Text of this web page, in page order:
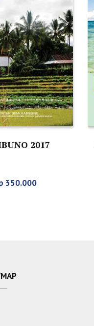
2017
350.000